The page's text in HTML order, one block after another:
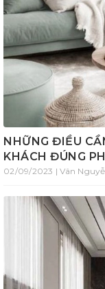
NHỮNG ĐIỀU
KHÁCH ĐÚNG
02/09/2023 | Vân